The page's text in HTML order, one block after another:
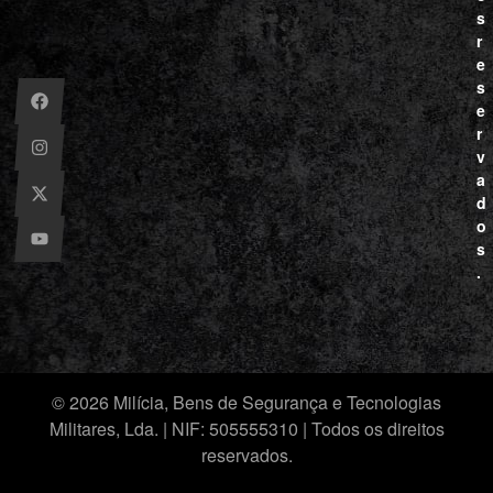
s
r
e
s
e
r
v
a
d
o
s
.
© 2026 Milícia, Bens de Segurança e Tecnologias
Militares, Lda. | NIF: 505555310 | Todos os direitos
reservados.